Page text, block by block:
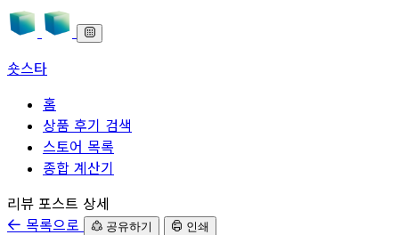
숏스타
홈
상품 후기 검색
스토어 목록
종합 계산기
본문으로 바로가기
리뷰 포스트 상세
목록으로
공유하기 인쇄